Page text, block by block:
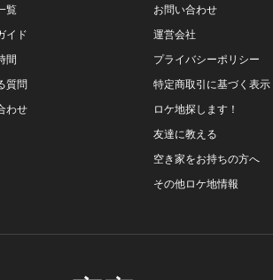
覧
イド
間
質問
わせ
お問い合わせ
運営会社
プライバシーポリシー
特定商取引に基づく表示
ロケ地探します！
友達に教える
空き家をお持ちの方へ
その他ロケ地情報